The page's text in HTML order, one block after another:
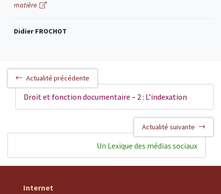
matière
Didier FROCHOT
Actualité précédente
Droit et fonction documentaire – 2 : L’indexation
Actualité suivante
Un Lexique des médias sociaux
Internet